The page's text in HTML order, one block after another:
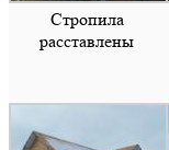
Стропила
расставлены